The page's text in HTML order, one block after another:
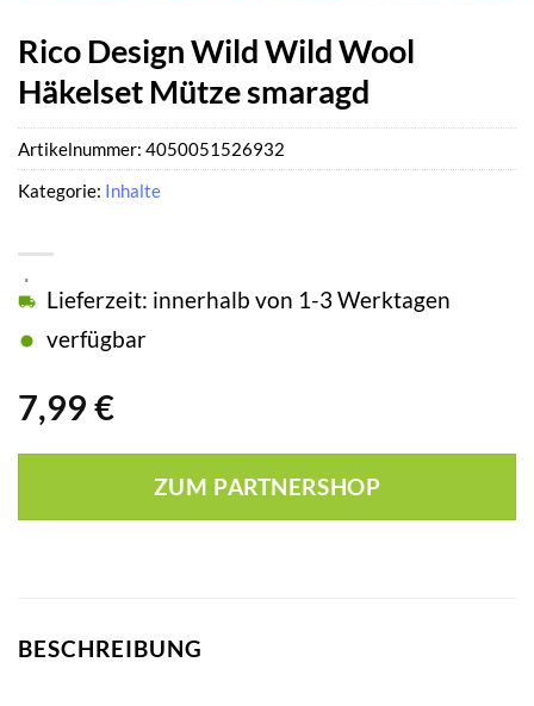
Rico Design Wild Wild Wool
Häkelset Mütze smaragd
7,99 €
Lieferzeit: innerhalb von 1-3 Werktagen
verfügbar
ZUM PARTNERSHOP
Artikelnummer: 4050051526932
Kategorie: Inhalte
BESCHREIBUNG